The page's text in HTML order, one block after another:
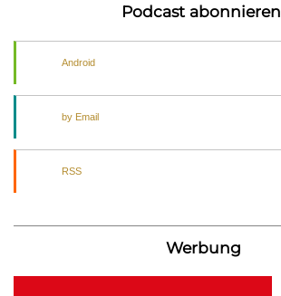
Podcast
Android
by Email
RSS
Werbung